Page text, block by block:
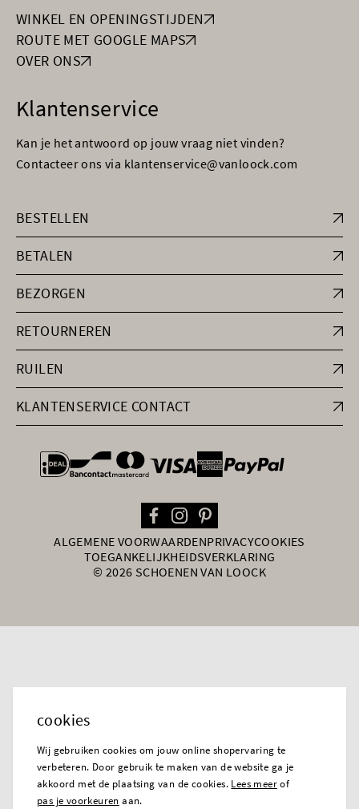
WINKEL EN OPENINGSTIJDEN
ROUTE MET GOOGLE MAPS
OVER ONS
Klantenservice
Kan je het antwoord op jouw vraag niet vinden?
Contacteer ons via klantenservice@vanloock.com
BESTELLEN
BETALEN
BEZORGEN
RETOURNEREN
RUILEN
KLANTENSERVICE CONTACT
general.paymentOptions
ALGEMENE VOORWAARDENPRIVACYCOOKIES
TOEGANKELIJKHEIDSVERKLARING
© 2026 SCHOENEN VAN LOOCK
cookies
Wij gebruiken cookies om jouw online shopervaring te
verbeteren. Door gebruik te maken van de website ga je
akkoord met de plaatsing van de cookies. Lees meerof
pas je voorkeuren aan.